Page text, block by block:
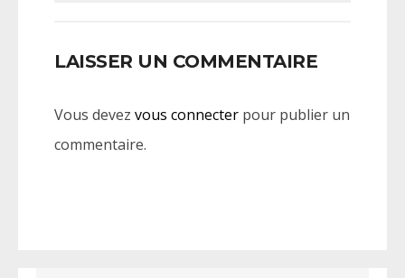
LAISSER UN COMMENTAIRE
Vous devez vous connecter pour publier un
commentaire.